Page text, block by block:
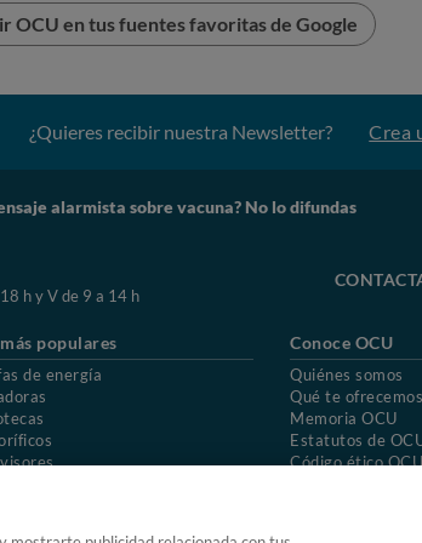
OCU en tus fuentes favoritas de Google
¿Quieres recibir nuestra Newsletter? Crea
alarmista sobre vacuna? No lo difundas
h y V de 9 a 14 h
populares
de energía
Conoce OCU
Quiénes somos
Qué te ofrecemos
Memoria OCU
Estatutos de
Código ético OCU
Uso del nombre y de los